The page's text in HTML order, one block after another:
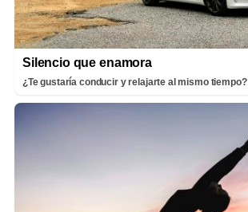
Silencio que enamora
¿Te gustaría conducir y relajarte al mismo tiempo?